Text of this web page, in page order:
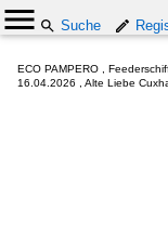
Suche
ECO PAMPERO ,
16.04.2026 , Alte Liebe